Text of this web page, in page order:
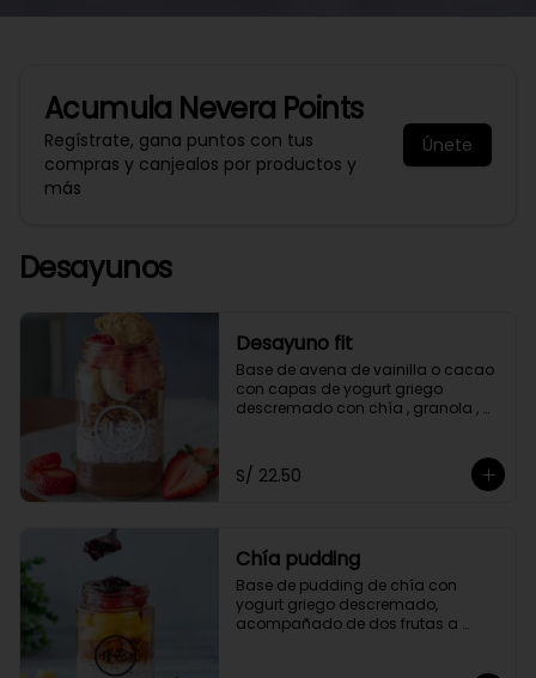
Acumula Nevera Points
Regístrate, gana puntos con tus
compras y canjealos por productos y
más
Únete
Desayunos
Desayuno fit
Base de avena de vainilla o cacao
con capas de yogurt griego
descremado con chía , granola ,
S/ 22.50
Chía pudding
Base de pudding de chía con
yogurt griego descremado,
acompañado de dos frutas a